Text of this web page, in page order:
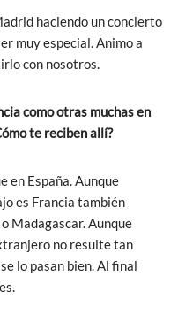
haciendo un concierto
muy especial. Animo a
con nosotros.
como otras muchas en
te reciben allí?
en España. Aunque
es Francia también
Madagascar. Aunque
no resulte tan
lo pasan bien. Al final